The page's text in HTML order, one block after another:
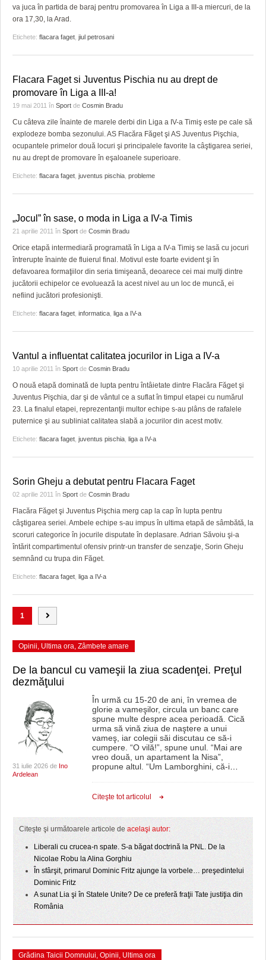
va juca în partida de baraj pentru promovarea în Liga a III-a miercuri, de la
ora 17,30, la Arad.
Etichete: flacara faget jiul petrosani
Flacara Faget si Juventus Pischia nu au drept de
promovare în Liga a III-a!
19 mai 2011 în Sport de Cosmin Bradu
Cu câteva zile înainte de marele derbi din Liga a IV-a Timiş este pe cale să
explodeze bomba sezonului. AS Flacăra Făget şi AS Juventus Pişchia,
ocupantele primelor două locuri şi principalele favorite la câştigarea seriei,
nu au drept de promovare în eşaloanele superioare.
Etichete: flacara faget juventus pischia probleme
„Jocul” în sase, o moda in Liga a IV-a Timis
21 aprilie 2011 în Sport de Cosmin Bradu
Orice etapă intermediară programată în Liga a IV-a Timiş se lasă cu jocuri
întrerupte înainte de fluierul final. Motivul este foarte evident şi în
defavoarea formaţiilor din seria timişeană, deoarece cei mai mulţi dintre
jucătorii echipelor ce evoluează la acest nivel au un loc de muncă, ei
nefiind jucători profesionişti.
Etichete: flacara faget informatica liga a IV-a
Vantul a influentat calitatea jocurilor in Liga a IV-a
10 aprilie 2011 în Sport de Cosmin Bradu
O nouă etapă dominată de lupta pentru întâietate dintre Flacăra Făget şi
Juventus Pişchia, dar şi de vântul ce a suflat în timpul etapei cu numărul
23. La finalul etapei, reprezentanţii multor echipe s-au plâns de rafalele
puternice şi au subliniat calitatea slabă a jocurilor din acest motiv.
Etichete: flacara faget juventus pischia liga a IV-a
Sorin Gheju a debutat pentru Flacara Faget
02 aprilie 2011 în Sport de Cosmin Bradu
Flacăra Făget şi Juventus Pişchia merg cap la cap în lupta pentru
câştigarea seriei. Ambele echipe s-au impus în ultima etapă de sâmbătă, la
scoruri categorice în jocurile disputate în deplasare. Adrian Săvoiu şi-a
întărit compartimentul ofensiv printr-un transfer de senzaţie, Sorin Gheju
semnând cu trupa din Făget.
Etichete: flacara faget liga a IV-a
1
Opinii Ultima ora Zâmbete amare
De la bancul cu vameşii la ziua scadenţei. Preţul
dezmăţului
31 iulie 2026 de Ino
Ardelean
În urmă cu 15-20 de ani, în vremea de
glorie a vameşilor, circula un banc care
spune multe despre acea perioadă. Cică
urma să vină ziua de naştere a unui
vameş, iar colegii săi discutau ce să-i
cumpere. “O vilă!”, spune unul. “Mai are
vreo două, un apartament la Nisa”,
propune altul. “Um Lamborghini, că-i…
Citeşte tot articolul
Citeşte şi următoarele articole de acelaşi autor:
Liberali cu crucea-n spate. S-a băgat doctrină la PNL. De la
Nicolae Robu la Alina Gorghiu
În sfârşit, primarul Dominic Fritz ajunge la vorbele… preşedintelui
Dominic Fritz
A sunat Lia şi în Statele Unite? De ce preferă fraţii Tate justiţia din
România
Grădina Taicii Domnului Opinii Ultima ora